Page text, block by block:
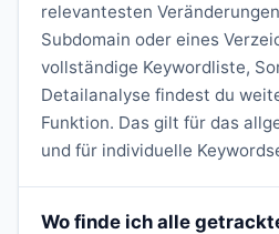
relevantesten
Subdomain oder eines
vollständige Keywordliste,
Detailanalyse findest du
Funktion. Das gilt für das
und für individuelle
Wo finde ich alle